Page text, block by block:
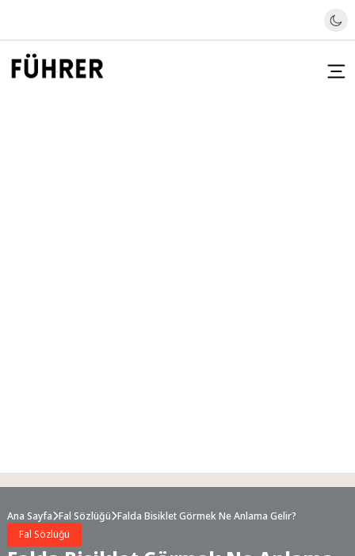
Ana Sayfa Fal Sözlüğü Falda Bisiklet Görmek Ne Anlama Gelir?
Fal Sözlüğü